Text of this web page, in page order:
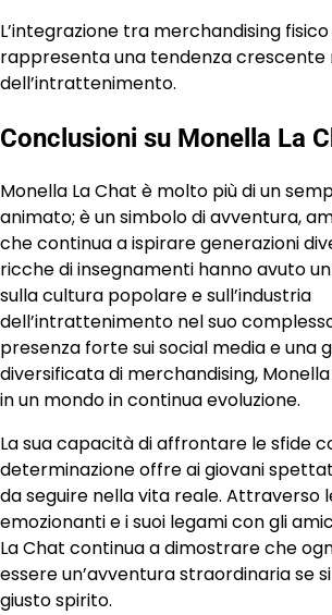
L’integrazione tra merchandising
rappresenta una tendenza crescente
dell’intrattenimento.
Conclusioni su Monella La
Monella La Chat è molto più di un
animato; è un simbolo di avventura,
che continua a ispirare generazioni
ricche di insegnamenti hanno avuto
sulla cultura popolare e sull’industria
dell’intrattenimento nel suo
presenza forte sui social media e una
diversificata di merchandising,
in un mondo in continua evoluzione.
La sua capacità di affrontare le sfide
determinazione offre ai giovani
da seguire nella vita reale. Attraverso
emozionanti e i suoi legami con gli
La Chat continua a dimostrare che
essere un’avventura straordinaria se
giusto spirito.